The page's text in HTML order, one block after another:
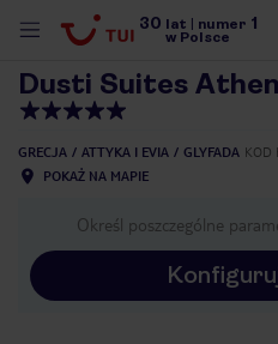
30 lat numer 1
w Polsce
Dusti Suites
GRECJA ATTYKA I EVIA GLYFADA KOD
POKAŻ NA MAPIE
Określ poszczególne